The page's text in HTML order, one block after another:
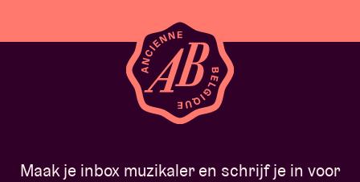
Maak je inbox muzikaler en schrijf je in voor